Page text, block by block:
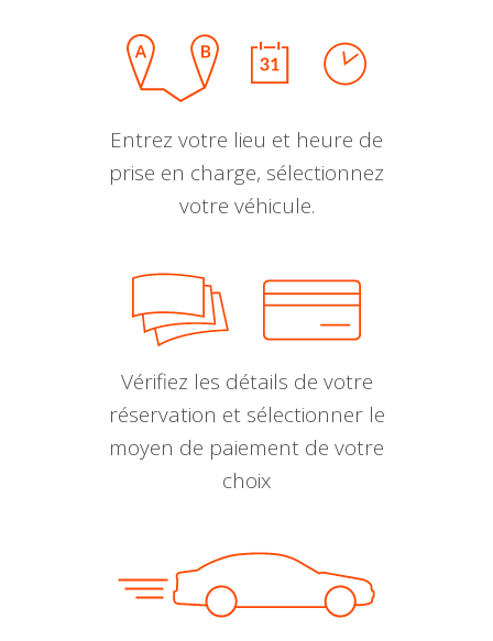
Entrez votre lieu et heure de
prise en charge, sélectionnez
votre véhicule.
Vérifiez les détails de votre
réservation et sélectionner le
moyen de paiement de votre
choix